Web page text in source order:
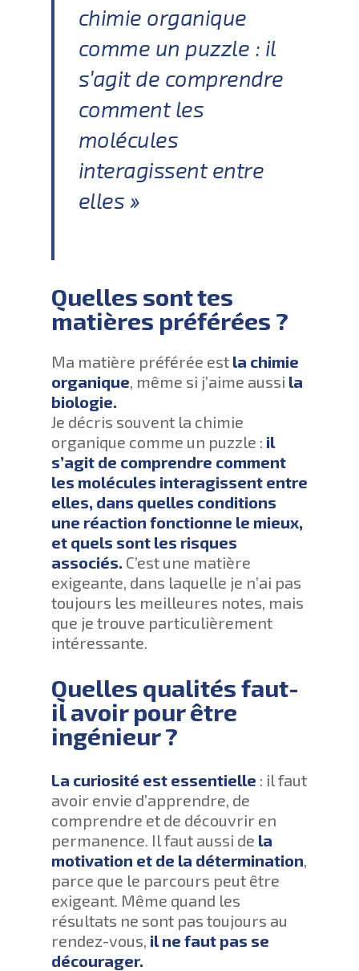
chimie organique
comme un puzzle : il
s’agit de comprendre
comment les
molécules
interagissent entre
elles »
Quelles sont tes
matières préférées ?
Ma matière préférée est la chimie
organique , même si j’aime aussi la
biologie.
Je décris souvent la chimie
organique comme un puzzle : il
s’agit de comprendre comment
les molécules interagissent entre
elles, dans quelles conditions
une réaction fonctionne le mieux,
et quels sont les risques
associés. C’est une matière
exigeante, dans laquelle je n’ai pas
toujours les meilleures notes, mais
que je trouve particulièrement
intéressante.
Quelles qualités faut-
il avoir pour être
ingénieur ?
La curiosité est essentielle : il faut
avoir envie d’apprendre, de
comprendre et de découvrir en
permanence. Il faut aussi de la
motivation et de la détermination
parce que le parcours peut être
exigeant. Même quand les
résultats ne sont pas toujours au
rendez-vous, il ne faut pas se
décourager.